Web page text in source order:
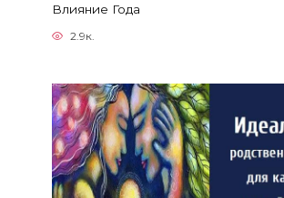
Влияние Года
2.9к.